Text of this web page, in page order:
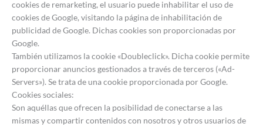
cookies de remarketing, el usuario puede inhabilitar el uso de
cookies de Google, visitando la página de inhabilitación de
publicidad de Google. Dichas cookies son proporcionadas por
Google.
También utilizamos la cookie «Doubleclick». Dicha cookie permite
proporcionar anuncios gestionados a través de terceros («Ad-
Servers»). Se trata de una cookie proporcionada por Google.
Cookies sociales:
Son aquéllas que ofrecen la posibilidad de conectarse a las
mismas y compartir contenidos con nosotros y otros usuarios de